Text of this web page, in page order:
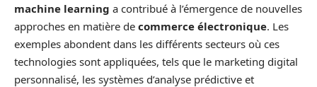
machine learning a contribué à l’émergence de nouvelles
approches en matière de commerce électronique. Les
exemples abondent dans les différents secteurs où ces
technologies sont appliquées, tels que le marketing digital
personnalisé, les systèmes d’analyse prédictive et